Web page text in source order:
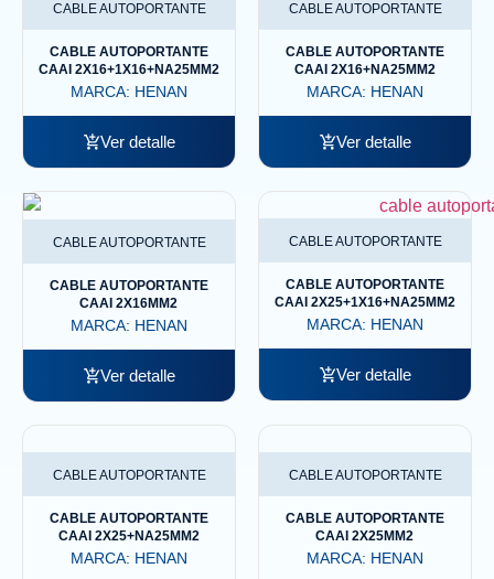
CABLE AUTOPORTANTE
CABLE AUTOPORTANTE
CAAI 2X16+1X16+NA25MM2
MARCA: HENAN
Ver detalle
CABLE AUTOPORTANTE
CABLE AUTOPORTANTE
CAAI 2X16+NA25MM2
MARCA: HENAN
Ver detalle
CABLE AUTOPORTANTE
CABLE AUTOPORTANTE
CAAI 2X16MM2
MARCA: HENAN
Ver detalle
CABLE AUTOPORTANTE
CABLE AUTOPORTANTE
CAAI 2X25+1X16+NA25MM2
MARCA: HENAN
Ver detalle
CABLE AUTOPORTANTE
CABLE AUTOPORTANTE
CAAI 2X25+NA25MM2
MARCA: HENAN
CABLE AUTOPORTANTE
CABLE AUTOPORTANTE
CAAI 2X25MM2
MARCA: HENAN